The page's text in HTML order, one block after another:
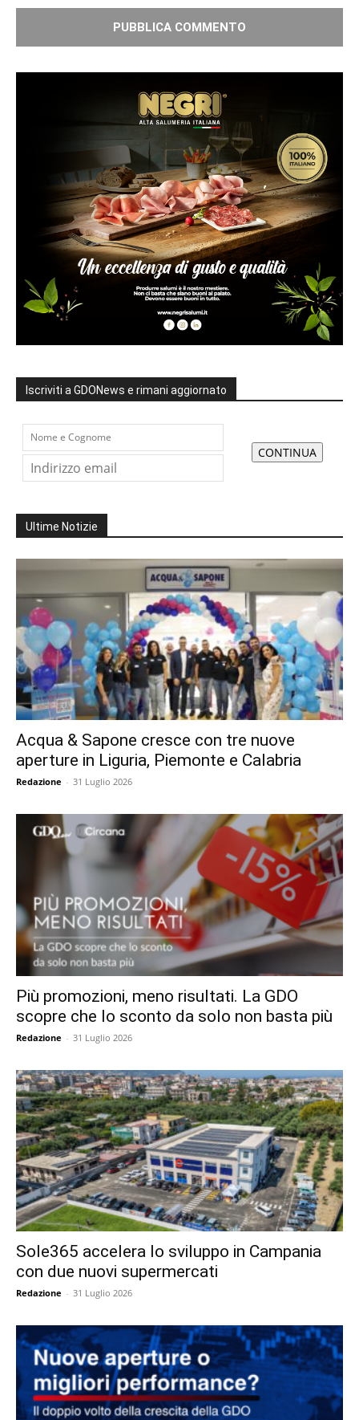
Iscriviti a GDONews e rimani aggiornato
Ultime Notizie
Acqua & Sapone cresce con tre nuove
aperture in Liguria, Piemonte e Calabria
Redazione - 31 Luglio 2026
Più promozioni, meno risultati. La GDO
scopre che lo sconto da solo non basta più
Redazione - 31 Luglio 2026
Sole365 accelera lo sviluppo in Campania
con due nuovi supermercati
Redazione - 31 Luglio 2026